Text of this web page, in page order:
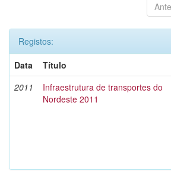
Registos:
Data
Título
2011
Infraestrutura de transportes do
Nordeste 2011